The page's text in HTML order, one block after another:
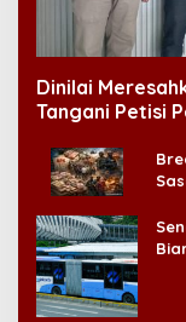
Dinilai
Tangani Petisi